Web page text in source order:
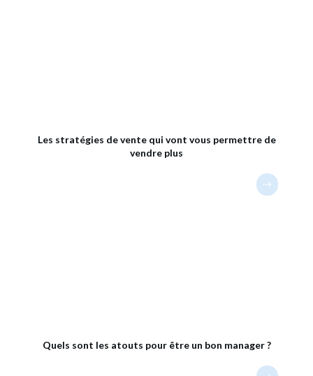
Les stratégies de vente qui vont vous permettre de
vendre plus
Quels sont les atouts pour être un bon manager ?